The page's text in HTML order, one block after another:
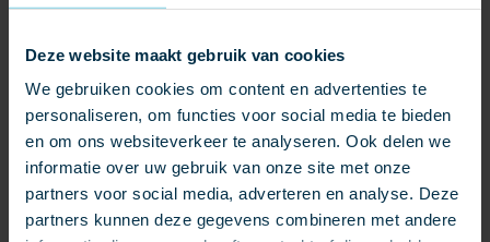
Deze website maakt gebruik van cookies
We gebruiken cookies om content en advertenties te
personaliseren, om functies voor social media te bieden
en om ons websiteverkeer te analyseren. Ook delen we
informatie over uw gebruik van onze site met onze
partners voor social media, adverteren en analyse. Deze
partners kunnen deze gegevens combineren met andere
Upload hier eventueel een foto, document of ander bestand ter toelichting